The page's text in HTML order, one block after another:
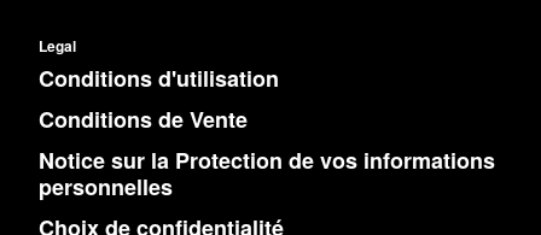
Legal
Conditions d'utilisation
Conditions de Vente
Notice sur la Protection de vos informations
personnelles
Choix de confidentialité